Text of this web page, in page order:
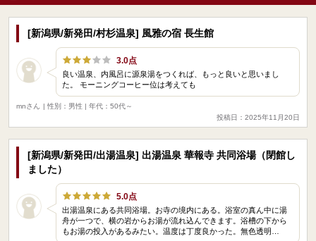
[新潟県/新発田/村杉温泉] 風雅の宿 長生館
3.0点
良い温泉、内風呂に源泉湯をつくれば、もっと良いと思いまし
た。 モーニングコーヒー位は考えても
mnさん
| 性別：男性 | 年代：50代～
投稿日：2025年11月20日
[新潟県/新発田/出湯温泉] 出湯温泉 華報寺 共同浴場（閉館し
ました）
5.0点
出湯温泉にある共同浴場。お寺の境内にある。浴室の真ん中に湯
舟が一つで、横の岩からお湯が流れ込んできます。浴槽の下から
もお湯の投入があるみたい。温度は丁度良かった。無色透明…